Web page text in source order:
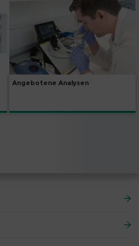
Angebotene Analysen